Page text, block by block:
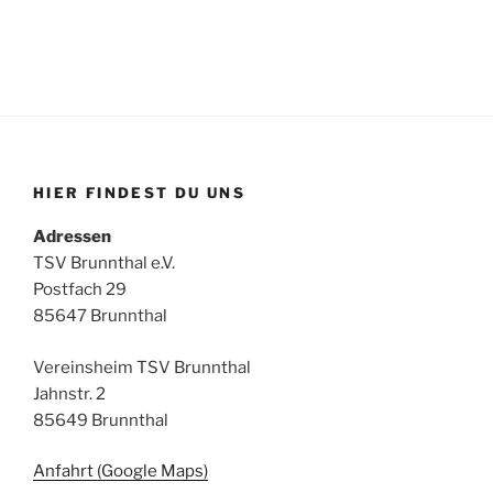
HIER FINDEST DU UNS
Adressen
TSV Brunnthal e.V.
Postfach 29
85647 Brunnthal
Vereinsheim TSV Brunnthal
Jahnstr. 2
85649 Brunnthal
Anfahrt (Google Maps)